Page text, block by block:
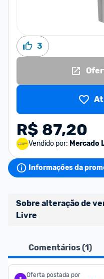
3
R$ 87,20
Vendido por: Mercado
Informações da
Sobre alteração de
Livre
Vocês já sabem que
avaliação de todos os
divulgados na
Comentários (1)
Oferta postada por